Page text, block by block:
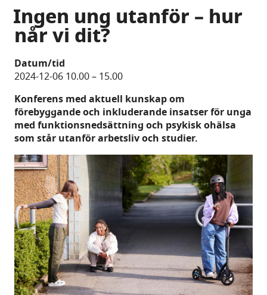
Ingen ung utanför – hur
når vi dit?
Datum/tid
2024-12-06 10.00– 15.00
Konferens med aktuell kunskap om
förebyggande och inkluderande insatser för unga
med funktionsnedsättning och psykisk ohälsa
som står utanför arbetsliv och studier.